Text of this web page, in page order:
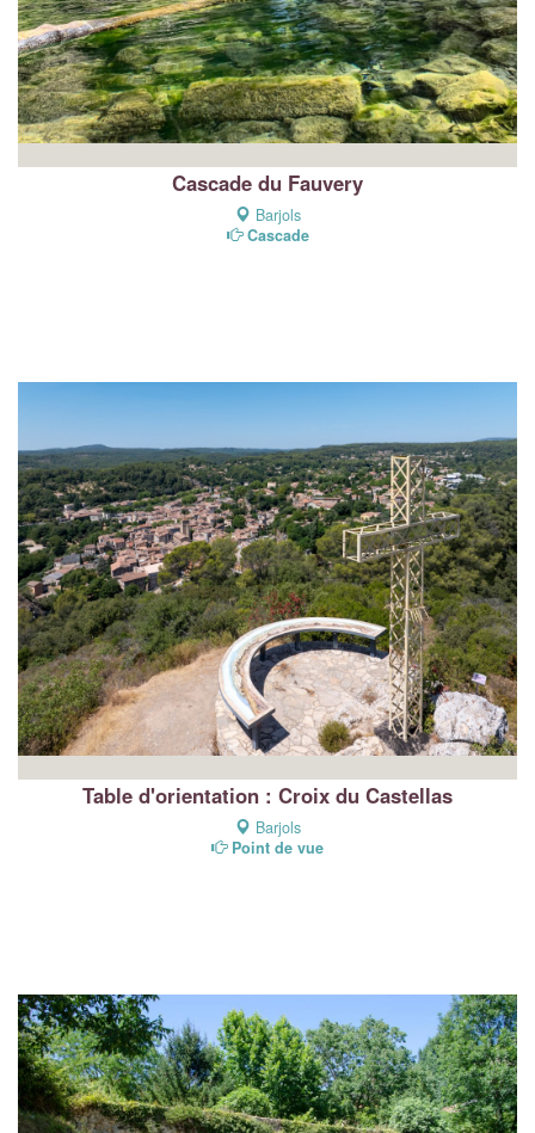
Cascade du Fauvery
Barjols
Cascade
Table d'orientation : Croix du Castellas
Barjols
Point de vue